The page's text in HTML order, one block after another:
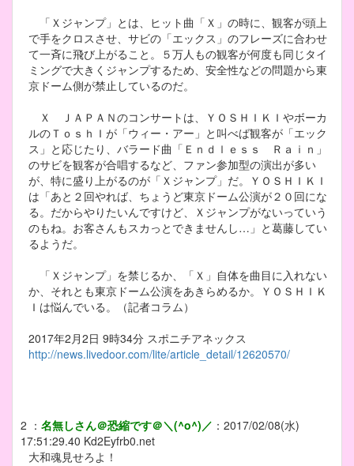
「Ｘジャンプ」とは、ヒット曲「Ｘ」の時に、観客が頭上
で手をクロスさせ、サビの「エックス」のフレーズに合わせ
て一斉に飛び上がること。５万人もの観客が何度も同じタイ
ミングで大きくジャンプするため、安全性などの問題から東
京ドーム側が禁止しているのだ。
Ｘ ＪＡＰＡＮのコンサートは、ＹＯＳＨＩＫＩやボーカ
ルのＴｏｓｈＩが「ウィー・アー」と叫べば観客が「エック
ス」と応じたり、バラード曲「Ｅｎｄｌｅｓｓ Ｒａｉｎ」
のサビを観客が合唱するなど、ファン参加型の演出が多い
が、特に盛り上がるのが「Ｘジャンプ」だ。ＹＯＳＨＩＫＩ
は「あと２回やれば、ちょうど東京ドーム公演が２０回にな
る。だからやりたいんですけど、Ｘジャンプがないっていう
のもね。お客さんもスカっとできませんし…」と葛藤してい
るようだ。
「Ｘジャンプ」を禁じるか、「Ｘ」自体を曲目に入れない
か、それとも東京ドーム公演をあきらめるか。ＹＯＳＨＩＫ
Ｉは悩んでいる。（記者コラム）
2017年2月2日 9時34分 スポニチアネックス
http://news.livedoor.com/lite/article_detail/12620570/
2 ： 名無しさん＠恐縮です＠＼(^o^)／ ： 2017/02/08(水)
17:51:29.40 Kd2Eyfrb0.net
大和魂見せろよ！